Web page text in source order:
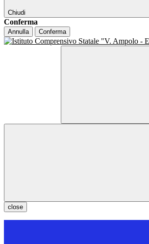
Chiudi
Conferma
Annulla Conferma
close